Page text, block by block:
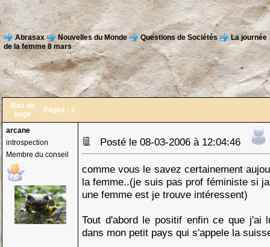
Abrasax Nouvelles du Monde Questions de Sociétés
La journée
de la femme 8 mars
Bas de
page
Pages : 1
arcane
introspection
Membre du conseil
Posté le 08-03-2006 à 12:04:46
comme vous le savez certainement
la femme..(je suis pas prof féministe si
une femme est je trouve intéressent)
Tout d'abord le positif enfin ce que j'ai
dans mon petit pays qui s'appele la